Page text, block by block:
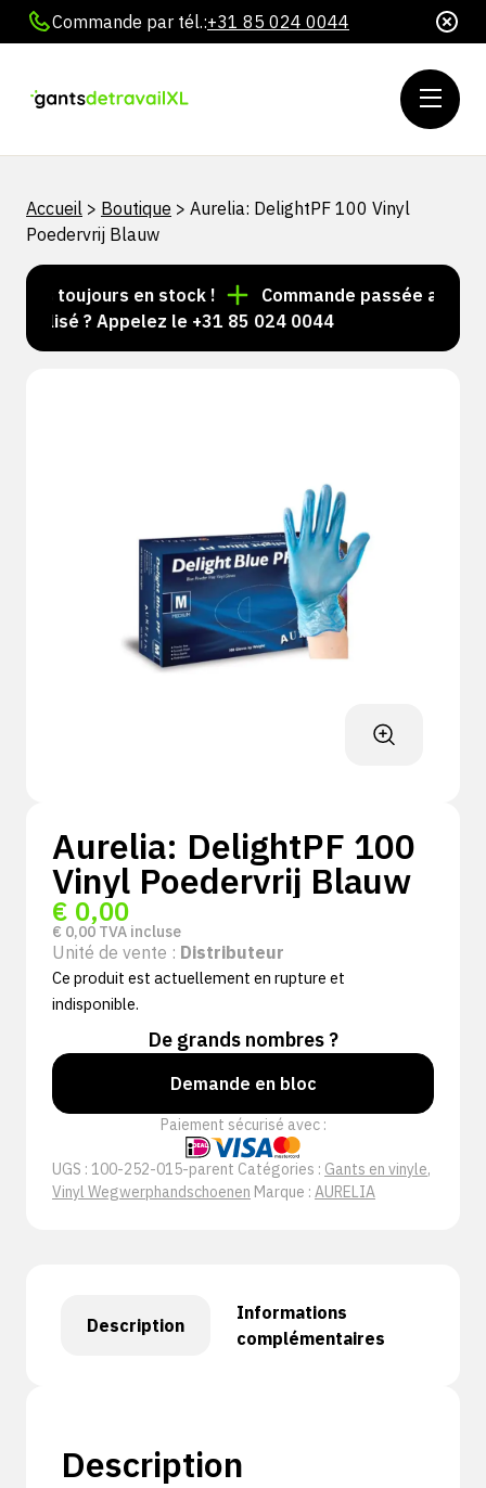
Commande par tél.:+31 85 024 0044
Accueil > Boutique > Aurelia: DelightPF 100 Vinyl
Poedervrij Blauw
toujours en stock !
Commande passée avant 15
? Appelez le +31 85 024 0044
Aurelia: DelightPF 100
Vinyl Poedervrij Blauw
€ 0,00
€ 0,00 TVA incluse
Unité de vente : Distributeur
Ce produit est actuellement en rupture et
indisponible.
De grands nombres ?
Demande en bloc
Paiement sécurisé avec :
UGS : 100-252-015-parent Catégories : Gants en vinyle,
Vinyl Wegwerphandschoenen Marque : AURELIA
Description
Informations
complémentaires
Description